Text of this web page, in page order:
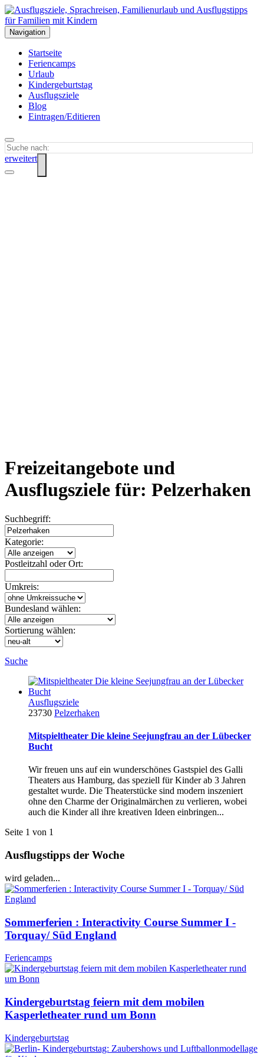
Navigation
Startseite
Feriencamps
Urlaub
Kindergeburtstag
Ausflugsziele
Blog
Eintragen/Editieren
erweitert
Freizeitangebote und
Ausflugsziele für: Pelzerhaken
Suchbegriff:
Kategorie:
Postleitzahl oder Ort:
Umkreis:
Bundesland wählen:
Sortierung wählen:
Suche
Ausflugsziele
23730 Pelzerhaken
Mitspieltheater Die kleine Seejungfrau an der Lübecker
Bucht
Wir freuen uns auf ein wunderschönes Gastspiel des Galli
Theaters aus Hamburg, das speziell für Kinder ab 3 Jahren
gestaltet wurde. Die Theaterstücke sind modern inszeniert
ohne den Charme der Originalmärchen zu verlieren, wobei
auch die Kinder all ihre kreativen Ideen einbringen...
Seite 1 von 1
Ausflugstipps der Woche
wird geladen...
Sommerferien : Interactivity Course Summer I -
Torquay/ Süd England
Feriencamps
Kindergeburtstag feiern mit dem mobilen
Kasperletheater rund um Bonn
Kindergeburtstag